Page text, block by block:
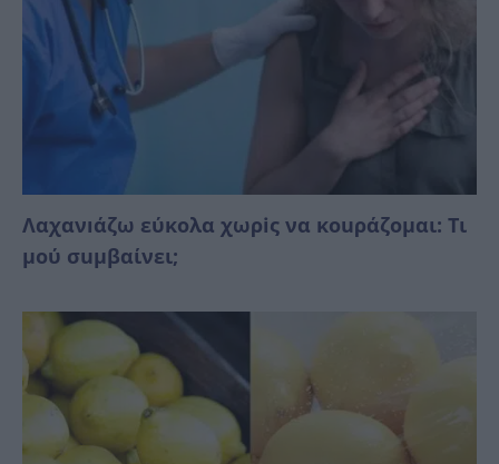
Λαχανıάζω εύκολα χωρiς να κοuράζομαι: Τι
μού σuμβαίνει;